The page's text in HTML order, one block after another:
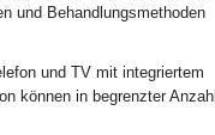
und Behandlungsmethoden
und TV mit integriertem
können in begrenzter Anzahl